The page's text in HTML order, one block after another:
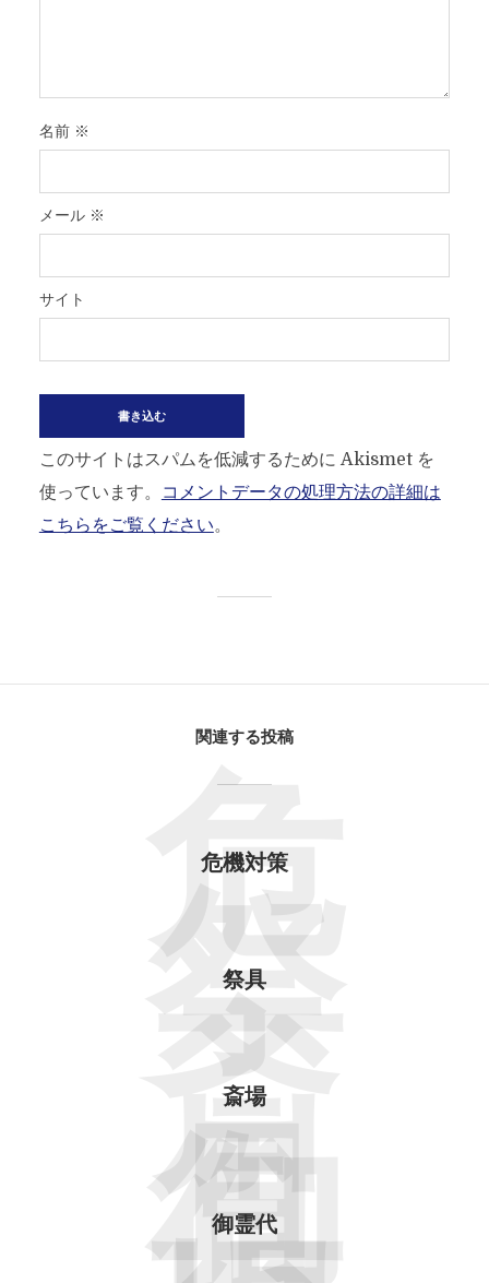
名前 ※
メール ※
サイト
このサイトはスパムを低減するために Akismet を
使っています。
コメントデータの処理方法の詳細は
こちらをご覧ください。
関連する投稿
危機対策
危
祭具
祭
具
斎場
斎
御霊代